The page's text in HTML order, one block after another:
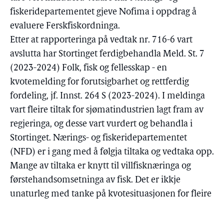
fiskeridepartementet gjeve Nofima i oppdrag å
evaluere Ferskfiskordninga.
Etter at rapporteringa på vedtak nr. 716-6 vart
avslutta har Stortinget ferdigbehandla Meld. St. 7
(2023-2024) Folk, fisk og fellesskap - en
kvotemelding for forutsigbarhet og rettferdig
fordeling, jf. Innst. 264 S (2023-2024). I meldinga
vart fleire tiltak for sjømatindustrien lagt fram av
regjeringa, og desse vart vurdert og behandla i
Stortinget. Nærings- og fiskeridepartementet
(NFD) er i gang med å følgja tiltaka og vedtaka opp.
Mange av tiltaka er knytt til villfisknæringa og
førstehandsomsetninga av fisk. Det er ikkje
unaturleg med tanke på kvotesituasjonen for fleire